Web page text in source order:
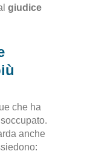
giudice
che ha
anche